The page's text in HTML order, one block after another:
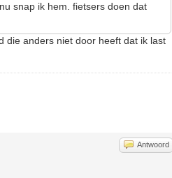
snap ik hem. fietsers doen dat
die anders niet door heeft dat ik last
Antwoord